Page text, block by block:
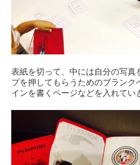
表紙を切って、中には自分の写真
プを押してもらうためのブラン
インを書くページなどを入れてい